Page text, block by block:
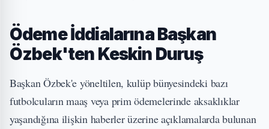
Ödeme İddialarına Başkan
Özbek'ten Keskin Duruş
Başkan Özbek'e yöneltilen, kulüp bünyesindeki bazı
futbolcuların maaş veya prim ödemelerinde aksaklıklar
yaşandığına ilişkin haberler üzerine açıklamalarda bulunan